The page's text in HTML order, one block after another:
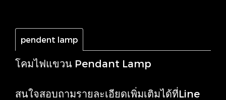
pendent lamp
โคมไฟแขวน Pendant Lamp
สนใจสอบถามรายละเอียดเพิ่มเติมได้ที่Line